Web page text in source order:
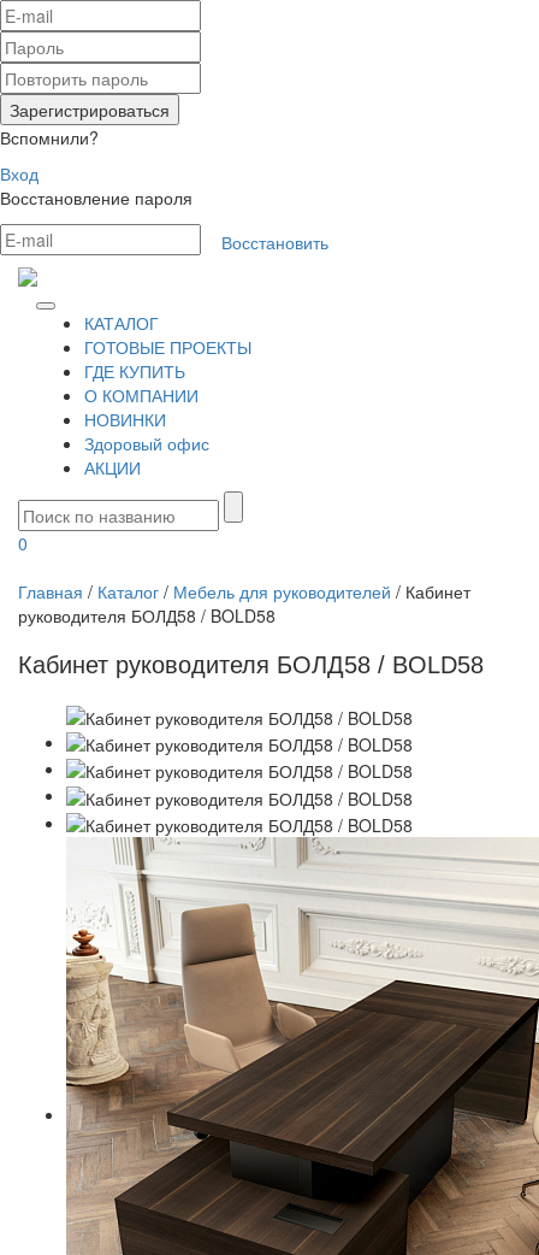
Вспомнили?
Вход
Восстановление пароля
Восстановить
КАТАЛОГ
ГОТОВЫЕ ПРОЕКТЫ
ГДЕ КУПИТЬ
О КОМПАНИИ
НОВИНКИ
Здоровый офис
АКЦИИ
0
Главная / Каталог / Мебель для руководителей / Кабинет
руководителя БОЛД58 / BOLD58
Кабинет руководителя БОЛД58 / BOLD58